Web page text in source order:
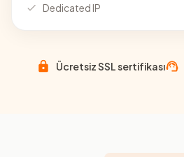
Dedicated IP
Ücretsiz SSL sertifikası